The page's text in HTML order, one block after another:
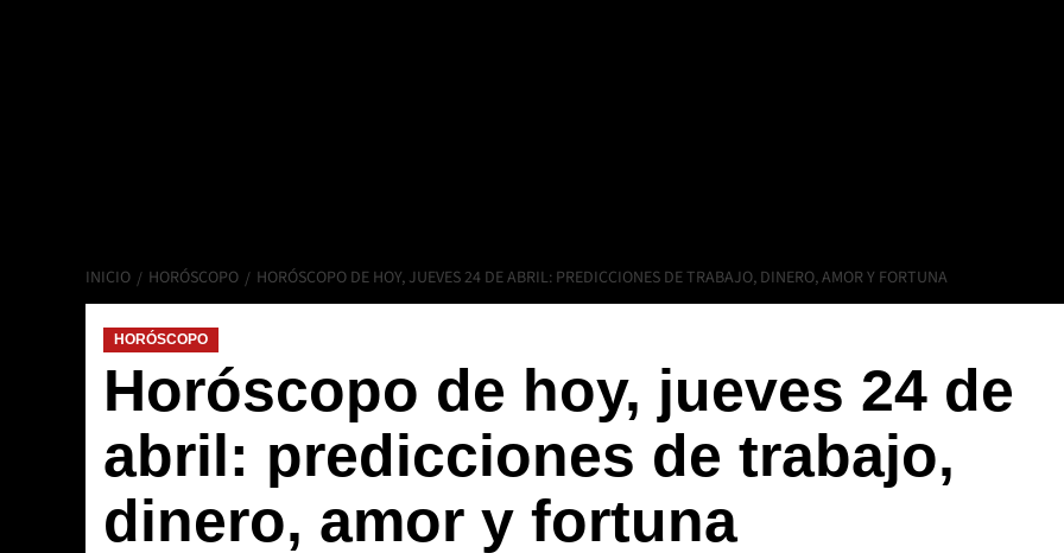
INICIO HORÓSCOPO HORÓSCOPO DE HOY, JUEVES 24 DE ABRIL: PREDICCIONES DE TRABAJO, DINERO, AMOR Y FORTUNA
HORÓSCOPO
Horóscopo de hoy, jueves 24 de
abril: predicciones de trabajo,
dinero, amor y fortuna